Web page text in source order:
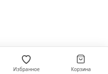
Избранное Корзина